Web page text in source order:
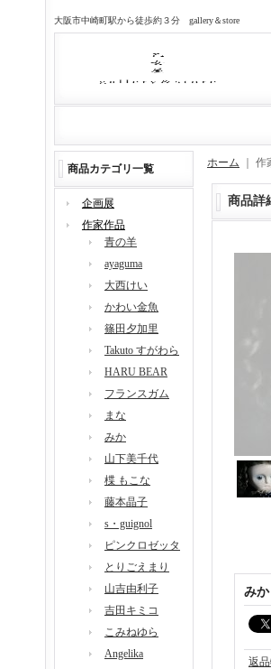
大阪市中崎町駅から徒歩約３分 gallery＆store
商品カテゴリ一覧
企画展
作家作品
青の羊
ayaguma
大西けい
かわい金魚
篠田夕加里
Takuto すがわら
HARU BEAR
フランスガム
まな
みか
山下美千代
楪 もこな
藤本晶子
s・guignol
ピンクロゼッタ
とりごえまり
山吉由利子
吉田キミコ
こみねゆら
Angelika
ホーム ｜ 作
商品詳
み
返